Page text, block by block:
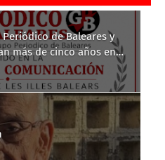
Periódico de Baleares y
más de cinco años en
del Govern de les Illes